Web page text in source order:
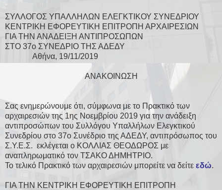
ΣΥΛΛΟΓΟΣ ΥΠΑΛΛΗΛΩΝ ΕΛΕΓΚΤΙΚΟΥ ΣΥΝΕΔΡΙΟΥ
ΚΕΝΤΡΙΚΗ ΕΦΟΡΕΥΤΙΚΗ ΕΠΙΤΡΟΠΗ ΑΡΧΑΙΡΕΣΙΩΝ
ΓΙΑ ΤΗΝ ΑΝΑΔΕΙΞΗ ΑΝΤΙΠΡΟΣΩΠΩΝ
ΣΤΟ 37ο ΣΥΝΕΔΡΙΟ ΤΗΣ ΑΔΕΔΥ
Αθήνα, 19/11/2019
ΑΝΑΚΟΙΝΩΣΗ
Σας ενημερώνουμε ότι, σύμφωνα με το Πρακτικό των
αρχαιρεσιών της 1ης Νοεμβρίου 2019 για την ανάδειξη
αντιπροσώπων του Συλλόγου Υπαλλήλων Ελεγκτικού
Συνεδρίου στο 37ο Συνέδριο της ΑΔΕΔΥ, αντιπρόσωπος του
Σ.Υ.Ε.Σ. εκλέγεται ο ΚΟΛΛΙΑΣ ΘΕΟΔΩΡΟΣ με
αναπληρωματικό τον ΤΣΑΚΟ ΔΗΜΗΤΡΙΟ.
Το τελικό Πρακτικό των αρχαιρεσιών μπορείτε να δείτε εδώ.
ΓΙΑ ΤΗΝ ΚΕΝΤΡΙΚΗ ΕΦΟΡΕΥΤΙΚΗ ΕΠΙΤΡΟΠΗ